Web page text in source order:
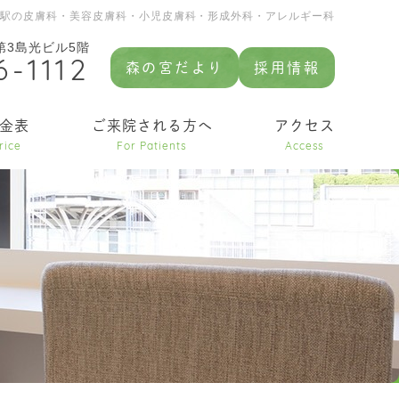
森の宮だより 採用情報
の皮膚科・美容皮膚科・小児皮膚科・形成外科・アレルギー科
3島光ビル5階
1112
表 ご来院される方へ
For Patients
アクセス
Access